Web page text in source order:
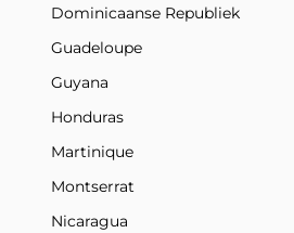
Dominicaanse Republiek
Guadeloupe
Guyana
Honduras
Martinique
Montserrat
Nicaragua